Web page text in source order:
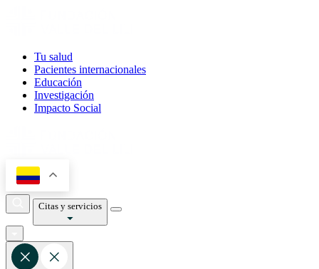
Tu salud
Pacientes internacionales
Educación
Investigación
Impacto Social
Citas y servicios